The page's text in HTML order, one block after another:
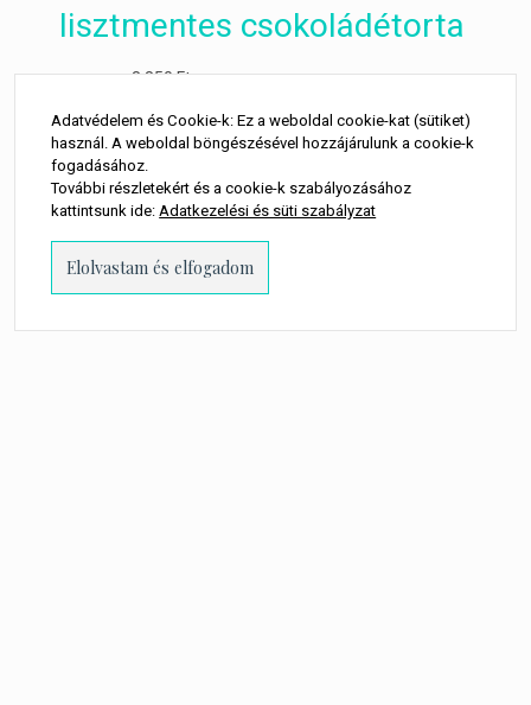
lisztmentes csokoládétorta
8 850Ft
kövess minket
Adatvédelem és Cookie-k: Ez a weboldal cookie-kat (sütiket)
használ. A weboldal böngészésével hozzájárulunk a cookie-k
fogadásához.
További részletekért és a cookie-k szabályozásához
kattintsunk ide:Adatkezelési és süti szabályzat